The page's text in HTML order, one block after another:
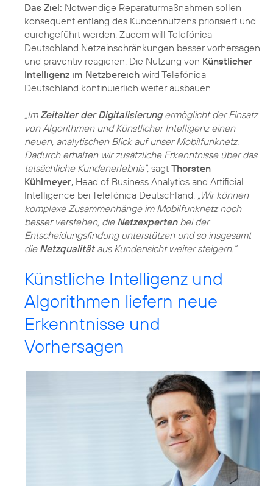
Das Ziel: Notwendige Reparaturmaßnahmen sollen
konsequent entlang des Kundennutzens priorisiert und
durchgeführt werden. Zudem will Telefónica
Deutschland Netzeinschränkungen besser vorhersagen
und präventiv reagieren. Die Nutzung von Künstlicher
Intelligenz im Netzbereich wird Telefónica
Deutschland kontinuierlich weiter ausbauen.
„Im Zeitalter der Digitalisierungermöglicht der Einsatz
von Algorithmen und Künstlicher Intelligenz einen
neuen, analytischen Blick auf unser Mobilfunknetz.
Dadurch erhalten wir zusätzliche Erkenntnisse über das
tatsächliche Kundenerlebnis“, sagt Thorsten
Kühlmeyer, Head of Business Analytics and Artificial
Intelligence bei Telefónica Deutschland.
„Wir können
komplexe Zusammenhänge im Mobilfunknetz noch
besser verstehen, die Netzexpertenbei der
Entscheidungsfindung unterstützen und so insgesamt
die Netzqualitätaus Kundensicht weiter steigern.“
Künstliche Intelligenz und
Algorithmen liefern neue
Erkenntnisse und
Vorhersagen